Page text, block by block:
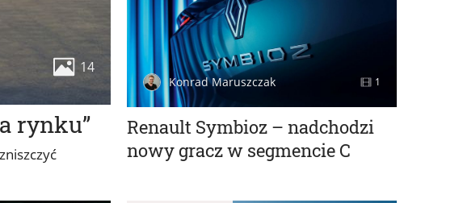
rynku”
14
Renault Symbioz – nadchodzi
nowy gracz w segmencie C
Konrad Maruszczak 1